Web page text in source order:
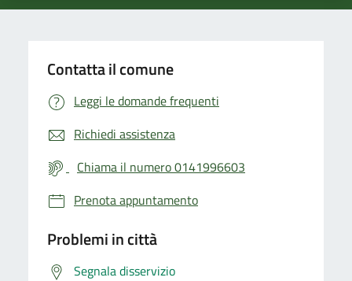
Contatta il comune
Leggi le domande frequenti
Richiedi assistenza
Chiama il numero 0141996603
Prenota appuntamento
Problemi in città
Segnala disservizio